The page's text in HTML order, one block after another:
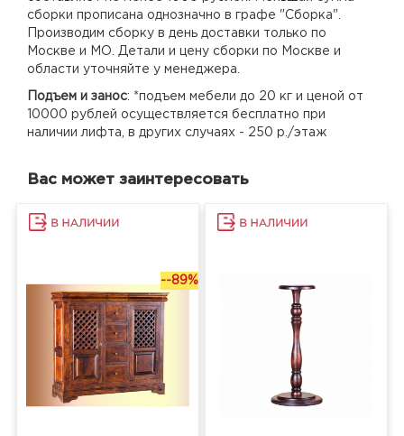
сборки прописана однозначно в графе "Сборка".
Производим сборку в день доставки только по
Москве и МО. Детали и цену сборки по Москве и
области уточняйте у менеджера.
Подъем и занос: *подъем мебели до 20 кг и ценой от
10000 рублей осуществляется бесплатно при
наличии лифта, в других случаях - 250 р./этаж
Вас может заинтересовать
--89%